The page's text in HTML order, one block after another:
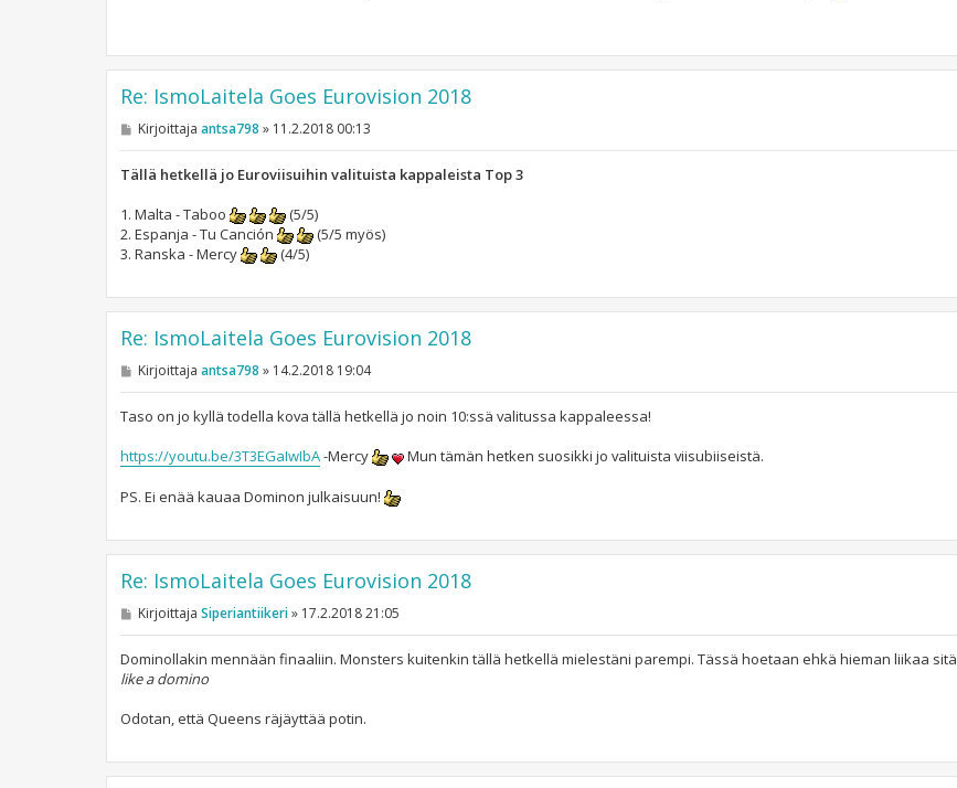
Re: IsmoLaitela Goes Eurovision 2018
V
s
Kirjoittaja antsa798 » 11.2.2018 00:13
Tällä hetkellä jo Euroviisuihin valituista kappaleista Top 3
1. Malta - Taboo
(5/5)
2. Espanja - Tu Canción
(5/5 myös)
3. Ranska - Mercy
(4/5)
Re: IsmoLaitela Goes Eurovision 2018
V
s
Kirjoittaja antsa798 » 14.2.2018 19:04
Taso on jo kyllä todella kova tällä hetkellä jo noin 10:ssä valitussa kappaleessa!
https://youtu.be/3T3EGaIwIbA-Mercy Mun tämän hetken suosikki jo valituista viisubiiseistä.
PS. Ei enää kauaa Dominon julkaisuun!
Re: IsmoLaitela Goes Eurovision 2018
V
s
t
i
Kirjoittaja Siperiantiikeri» 17.2.2018 21:05
Dominollakin mennään finaaliin. Monsters kuitenkin tällä hetkellä mielestäni parempi. Tässä hoetaan ehkä hieman liikaa sitä
like a domino
Odotan, että Queens räjäyttää potin.